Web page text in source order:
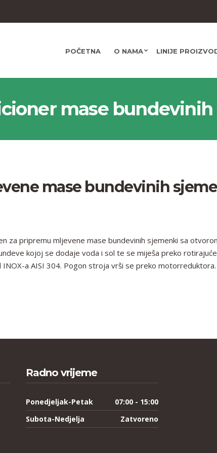
POČETNA O NAMA LINIJE
mase
mase bundevinih
za pripremu mljevene mase bundevinih sjemenki sa
kojoj se dodaje voda i sol te se miješa preko
a AISI 304. Pogon stroja vrši se preko
Radno vrijeme
Ponedjeljak-Petak
07:00 - 15:00
Subota-Nedjelja
Zatvoreno